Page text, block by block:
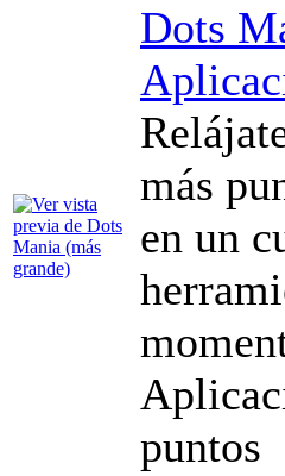
Dots
más
en un
puntos